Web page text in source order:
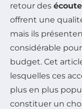
retour des
offrent une
mais ils
considérable
budget. Cet
lesquelles ces
plus en plus
constituer un